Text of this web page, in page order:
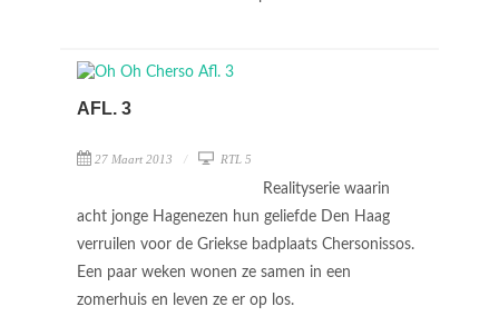
AFL. 3
27 Maart 2013 RTL 5
Realityserie waarin
acht jonge Hagenezen hun geliefde Den Haag
verruilen voor de Griekse badplaats Chersonissos.
Een paar weken wonen ze samen in een
zomerhuis en leven ze er op los.